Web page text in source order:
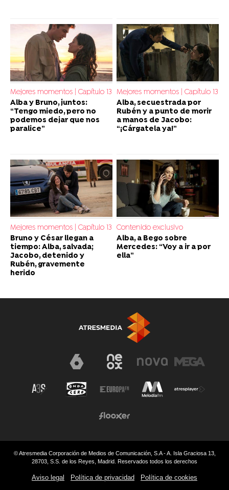
Mejores momentos | Capítulo 13
Alba y Bruno, juntos:
“Tengo miedo, pero no
podemos dejar que nos
paralice”
Mejores momentos | Capítulo 13
Alba, secuestrada por
Rubén y a punto de morir
a manos de Jacobo:
“¡Cárgatela ya!”
Mejores momentos | Capítulo 13
Bruno y César llegan a
tiempo: Alba, salvada;
Jacobo, detenido y
Rubén, gravemente
herido
Contenido exclusivo
Alba, a Bego sobre
Mercedes: “Voy a ir a por
ella”
© Atresmedia Corporación de Medios de Comunicación, S.A - A. Isla Graciosa 13,
28703, S.S. de los Reyes, Madrid. Reservados todos los derechos
Aviso legal Política de privacidad Política de cookies